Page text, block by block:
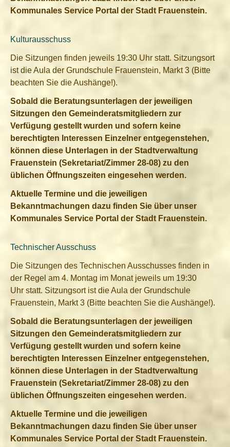
Kommunales Service Portal der Stadt Frauenstein.
Kulturausschuss
Die Sitzungen finden jeweils 19:30 Uhr statt. Sitzungsort
ist die Aula der Grundschule Frauenstein, Markt 3 (Bitte
beachten Sie die Aushänge!).
Sobald die Beratungsunterlagen der jeweiligen
Sitzungen den Gemeinderatsmitgliedern zur
Verfügung gestellt wurden und sofern keine
berechtigten Interessen Einzelner entgegenstehen,
können diese Unterlagen in der Stadtverwaltung
Frauenstein (Sekretariat/Zimmer 28-08) zu den
üblichen Öffnungszeiten eingesehen werden.
Aktuelle Termine und die jeweiligen
Bekanntmachungen dazu finden Sie über unser
Kommunales Service Portal der Stadt Frauenstein.
Technischer Ausschuss
Die Sitzungen des Technischen Ausschusses finden in
der Regel am 4. Montag im Monat jeweils um 19:30
Uhr statt. Sitzungsort ist die Aula der Grundschule
Frauenstein, Markt 3 (Bitte beachten Sie die Aushänge!).
Sobald die Beratungsunterlagen der jeweiligen
Sitzungen den Gemeinderatsmitgliedern zur
Verfügung gestellt wurden und sofern keine
berechtigten Interessen Einzelner entgegenstehen,
können diese Unterlagen in der Stadtverwaltung
Frauenstein (Sekretariat/Zimmer 28-08) zu den
üblichen Öffnungszeiten eingesehen werden.
Aktuelle Termine und die jeweiligen
Bekanntmachungen dazu finden Sie über unser
Kommunales Service Portal der Stadt Frauenstein.